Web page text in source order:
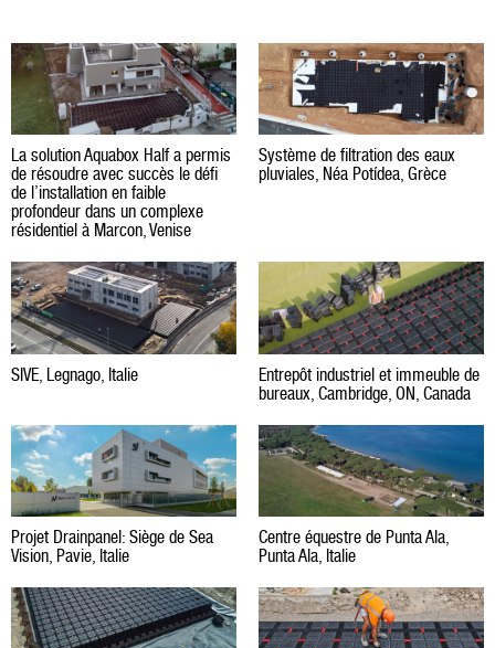
La solution Aquabox Half a permis
de résoudre avec succès le défi
de l’installation en faible
profondeur dans un complexe
résidentiel à Marcon, Venise
Système de filtration des eaux
pluviales, Néa Potídea, Grèce
SIVE, Legnago, Italie
Entrepôt industriel et immeuble de
bureaux, Cambridge, ON, Canada
Projet Drainpanel: Siège de Sea
Vision, Pavie, Italie
Centre équestre de Punta Ala,
Punta Ala, Italie